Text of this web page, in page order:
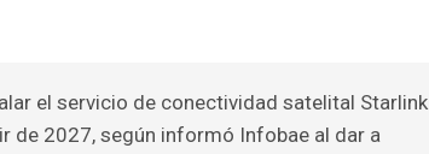
el servicio de conectividad satelital Starlink
de 2027, según informó Infobae al dar a